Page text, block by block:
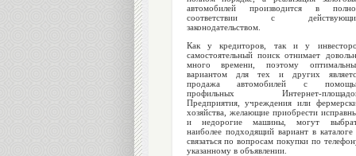
автомобилей производится в
соответствии с
законодательством.
Как у кредиторов, так и у
самостоятельный поиск отнимает
много времени, поэтому
вариантом для тех и других
продажа автомобилей с
профильных Интернет-
Предприятия, учреждения или
хозяйства, желающие приобрести
и недорогие машины, могут
наиболее подходящий вариант в каталоге
связаться по вопросам покупки по
указанному в объявлении.